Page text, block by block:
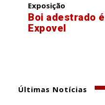
Exposição
Boi adestrado
Expovel
Últimas Notícias